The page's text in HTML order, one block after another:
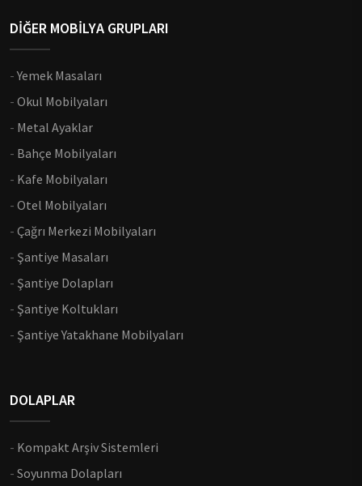
DİĞER MOBİLYA GRUPLARI
-Yemek Masaları
- Okul Mobilyaları
- Metal Ayaklar
- Bahçe Mobilyaları
- Kafe Mobilyaları
- Otel Mobilyaları
- Çağrı Merkezi Mobilyaları
- Şantiye Masaları
- Şantiye Dolapları
- Şantiye Koltukları
- Şantiye Yatakhane Mobilyaları
DOLAPLAR
- Kompakt Arşiv Sistemleri
- Soyunma Dolapları